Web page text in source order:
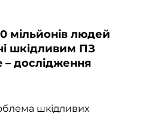
мільйонів людей
шкідливим ПЗ
дослідження
шкідливих